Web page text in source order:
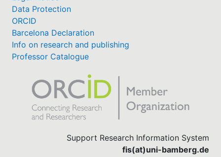
Data Protection
ORCID
Barcelona Declaration
Info on research and publishing
Professor Catalogue
Support Research Information System
fis(at)uni-bamberg.de